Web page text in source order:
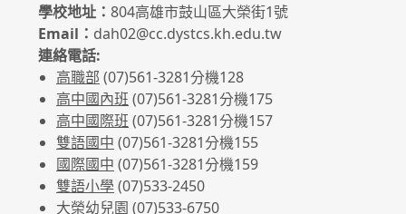
學校地址： 804高雄市鼓山區大榮街1號
Email： dah02@cc.dystcs.kh.edu.tw
連絡電話:
高職部 (07)561-3281分機128
高中國內班 (07)561-3281分機175
高中國際班 (07)561-3281分機157
雙語國中 (07)561-3281分機155
國際國中 (07)561-3281分機159
雙語小學(07)533-2450
大榮幼兒園 (07)533-6750